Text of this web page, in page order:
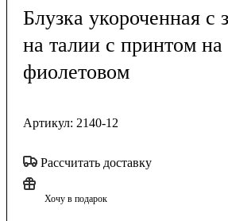
Блузка укороченная с
на талии с принтом на
фиолетовом
Артикул: 2140-12
Рассчитать доставку
Хочу в подарок